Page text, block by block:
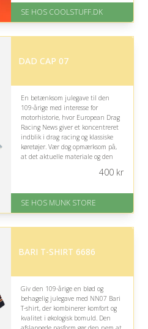
Fremragende Trustpilot rating
SE HOS COOLSTUFF.DK
DAD CAP 07
En betænksom julegave til den
109-årige med interesse for
motorhistorie, hvor European Drag
Racing News giver et koncentreret
indblik i drag racing og klassiske
køretøjer. Vær dog opmærksom på,
at det aktuelle materiale og den
relevant uden særlig interesse for
På lager
Levering: 1-2 dages levering
Fremragende Trustpilot rating
400kr
SE HOS MUNK STORE
BARI T-SHIRT 6686
Giv den 109-årige en blød og
behagelig julegave med NN07 Bari
T-shirt, der kombinerer komfort og
kvalitet i økologisk bomuld. Den